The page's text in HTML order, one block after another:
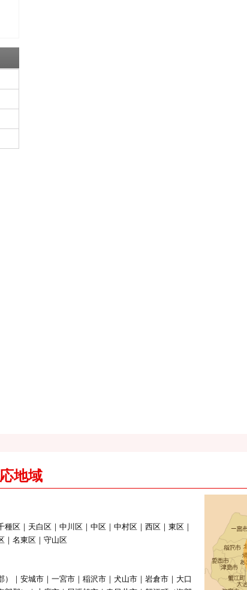
地域
種区｜天白区｜中川区｜中区｜中村区｜西区｜東区｜
｜名東区｜守山区
）｜安城市｜一宮市｜稲沢市｜犬山市｜岩倉市｜大口